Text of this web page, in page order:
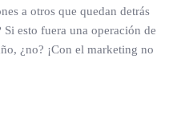
a otros que quedan detrás
esto fuera una operación de
¿no? ¡Con el marketing no